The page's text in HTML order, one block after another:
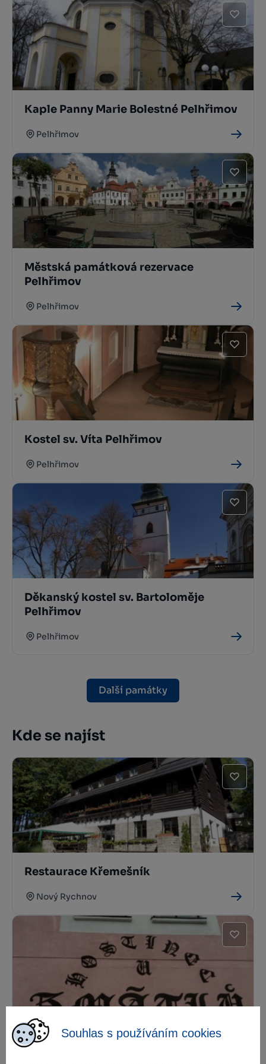
Souhlas s používáním cookies
Kaple Panny Marie Bolestné Pelhřimov
Pelhřimov
Městská památková rezervace
Pelhřimov
Pelhřimov
Kostel sv. Víta Pelhřimov
Pelhřimov
Děkanský kostel sv. Bartoloměje
Pelhřimov
Pelhřimov
Další památky
Kde se najíst
Restaurace Křemešník
Nový Rychnov
Restaurace U Zmátlů